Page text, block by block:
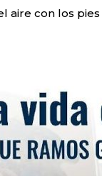
aire con los